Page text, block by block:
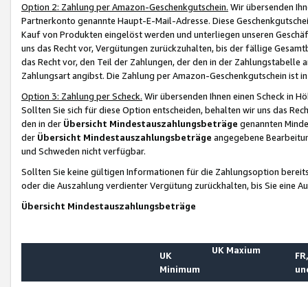
Option 2: Zahlung per Amazon-Geschenkgutschein. Wir übersenden
Partnerkonto genannte Haupt-E-Mail-Adresse. Diese
Kauf von Produkten eingelöst werden und unterliegen unseren
uns das Recht vor, Vergütungen zurückzuhalten, bis der fällige
das Recht vor, den Teil der Zahlungen, der den in der
Zahlungsart angibst. Die Zahlung per Amazon-Geschenkgutschein ist
Option 3: Zahlung per Scheck. Wir übersenden Ihnen einen Scheck in
Sollten Sie sich für diese Option entscheiden, behalten wir uns das
den in der Übersicht Mindestauszahlungsbeträge genannten
der Übersicht Mindestauszahlungsbeträge angegebene
und Schweden nicht verfügbar.
Sollten Sie keine gültigen Informationen für die Zahlungsoption
oder die Auszahlung verdienter Vergütung zurückhalten, bis Sie
Übersicht Mindestauszahlungsbeträge
UK
Minimum
UK Maxium